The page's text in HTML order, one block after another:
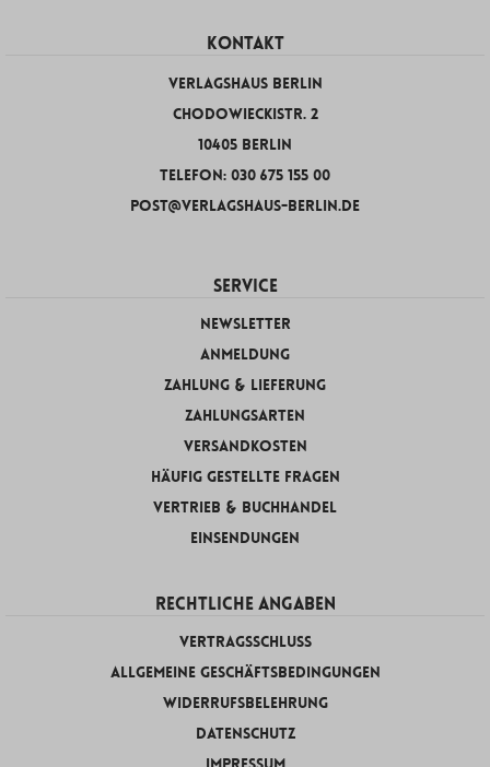
KONTAKT
Verlagshaus Berlin
Chodowieckistr. 2
10405 Berlin
Telefon: 030 675 155 00
post@verlagshaus-berlin.de
SERVICE
Newsletter
Anmeldung
Zahlung & Lieferung
Zahlungsarten
Versandkosten
Häufig gestellte Fragen
Vertrieb & Buchhandel
Einsendungen
RECHTLICHE ANGABEN
Vertragsschluss
Allgemeine Geschäftsbedingungen
Widerrufsbelehrung
Datenschutz